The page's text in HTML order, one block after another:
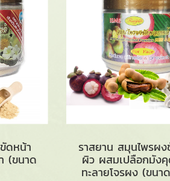
ดหน้า
(ขนาด
ราสยาน สมุนไพรผ
ผิว ผสมเปลือกมัง
ทะลายโจรผง (ขน